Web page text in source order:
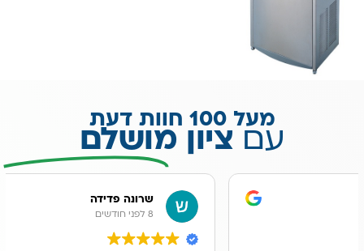
מעל 100 חוות דעת
עםציון מושלם
שרונה פדידה